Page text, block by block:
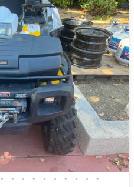
• • • • • • • • • •